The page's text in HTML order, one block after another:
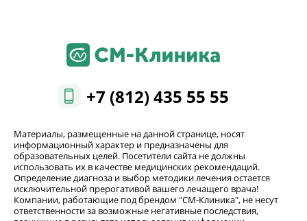
+7 (812) 435 55 55
Материалы, размещенные на данной странице, носят
информационный характер и предназначены для
образовательных целей. Посетители сайта не должны
использовать их в качестве медицинских рекомендаций.
Определение диагноза и выбор методики лечения остается
исключительной прерогативой вашего лечащего врача!
Компании, работающие под брендом "СМ-Клиника", не несут
ответственности за возможные негативные последствия,